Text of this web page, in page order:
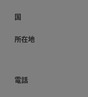
国
所在地
電話